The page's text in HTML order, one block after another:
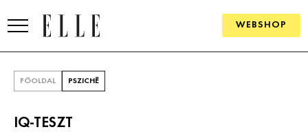
WEBSHOP
FŐOLDAL PSZICHÉ
IQ-TESZT